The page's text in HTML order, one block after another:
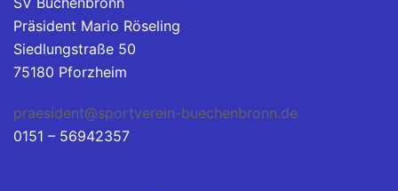
Präsident Mario Röseling
Siedlungstraße 50
75180 Pforzheim
praesident@sportverein-buechenbronn.de
0151 – 56942357